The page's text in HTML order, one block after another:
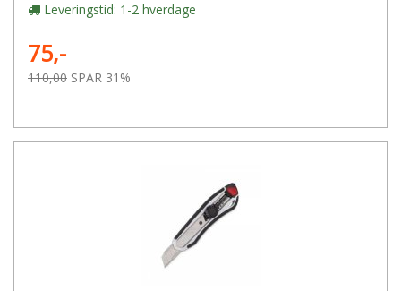
Leveringstid: 1-2 hverdage
75,-
110,00 SPAR 31%